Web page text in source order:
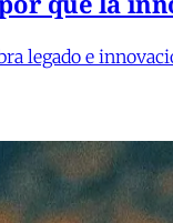
legado e